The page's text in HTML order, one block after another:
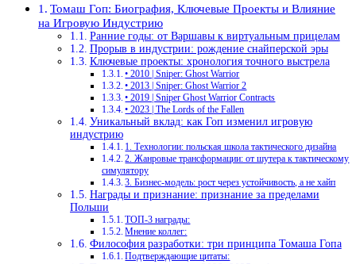
Томаш Гоп: Биография, Ключевые Проекты и Влияние
на Игровую Индустрию
Ранние годы: от Варшавы к виртуальным прицелам
Прорыв в индустрии: рождение снайперской эры
Ключевые проекты: хронология точного выстрела
• 2010 | Sniper: Ghost Warrior
• 2013 | Sniper: Ghost Warrior 2
• 2019 | Sniper Ghost Warrior Contracts
• 2023 | The Lords of the Fallen
Уникальный вклад: как Гоп изменил игровую
индустрию
1. Технологии: польская школа тактического дизайна
2. Жанровые трансформации: от шутера к тактическому
симулятору
3. Бизнес-модель: рост через устойчивость, а не хайп
Награды и признание: признание за пределами
Польши
ТОП-3 награды:
Мнение коллег:
Философия разработки: три принципа Томаша Гопа
Подтверждающие цитаты: